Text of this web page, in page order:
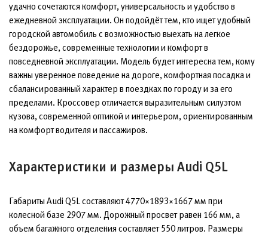
удачно сочетаются комфорт, универсальность и удобство в
ежедневной эксплуатации. Он подойдёт тем, кто ищет удобный
городской автомобиль с возможностью выехать на легкое
бездорожье, современные технологии и комфорт в
повседневной эксплуатации. Модель будет интересна тем, кому
важны уверенное поведение на дороге, комфортная посадка и
сбалансированный характер в поездках по городу и за его
пределами. Кроссовер отличается выразительным силуэтом
кузова, современной оптикой и интерьером, ориентированным
на комфорт водителя и пассажиров.
Характеристики и размеры Audi Q5L
Габариты Audi Q5L составляют 4770×1893×1667 мм при
колесной базе 2907 мм. Дорожный просвет равен 166 мм, а
объем багажного отделения составляет 550 литров. Размеры